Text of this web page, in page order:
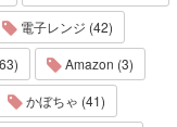
電子レンジ (42)
Amazon (3)
かぼちゃ (41)